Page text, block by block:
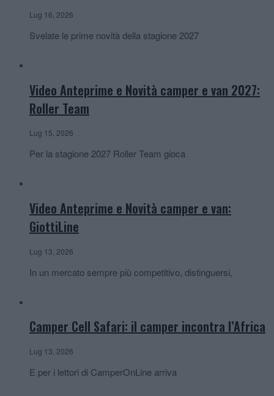
Lug 16, 2026
Svelate le prime novità della stagione 2027
Video Anteprime e Novità camper e van 2027:
Roller Team
Lug 15, 2026
Per la stagione 2027 Roller Team gioca
Video Anteprime e Novità camper e van:
GiottiLine
Lug 13, 2026
In un mercato sempre più competitivo, distinguersi,
Camper Cell Safari: il camper incontra l’Africa
Lug 13, 2026
E per i lettori di CamperOnLine arriva